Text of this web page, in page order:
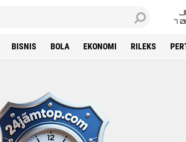
7
BISNIS BOLA EKONOMI RILEKS